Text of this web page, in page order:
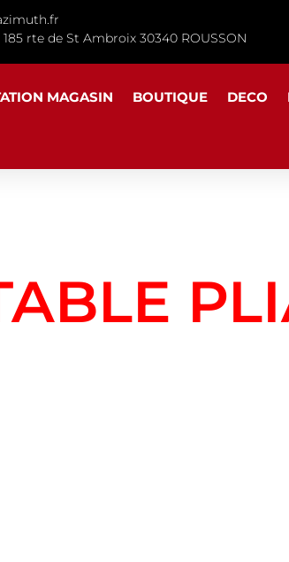
185 rte de St Ambroix 30340 ROUSSON
MAGASIN BOUTIQUE DECO